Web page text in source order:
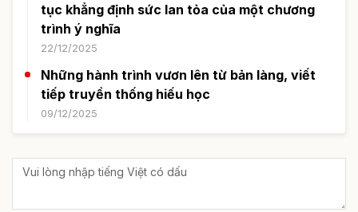
tục khẳng định sức lan tỏa của một chương
trình ý nghĩa
22/12/2025
Những hành trình vươn lên từ bản làng, viết
tiếp truyền thống hiếu học
09/12/2025